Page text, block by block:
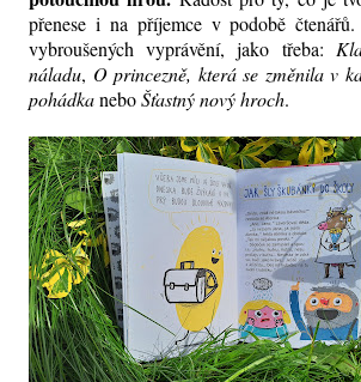
přenese i na příjemce v podobě
vybroušených vyprávění, jako třeba:
náladu, O princezně, která se změnila v
pohádkaneboŠťastný nový hroch.